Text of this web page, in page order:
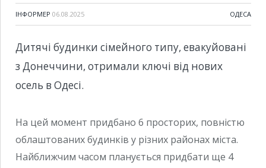
ІНФОРМЕР 06.08.2025 ОДЕСА
Дитячі будинки сімейного типу, евакуйовані
з Донеччини, отримали ключі від нових
осель в Одесі.
На цей момент придбано 6 просторих, повністю
облаштованих будинків у різних районах міста.
Найближчим часом планується придбати ще 4